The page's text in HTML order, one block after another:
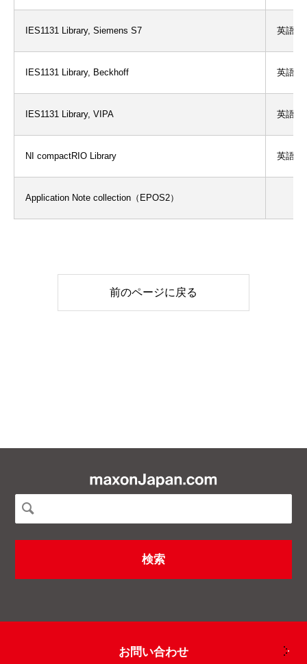
IES1131 Library, Siemens S7 英語
IES1131 Library, Beckhoff 英語
IES1131 Library, VIPA 英語
NI compactRIO Library 英語
Application Note collection（EPOS2）
前のページに戻る
お問い合わせ